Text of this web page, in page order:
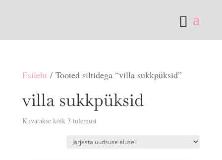
Esileht/ Tooted siltidega “villa sukkpüksid”
villa sukkpüksid
Kuvatakse kõik 3 tulemustSorditud